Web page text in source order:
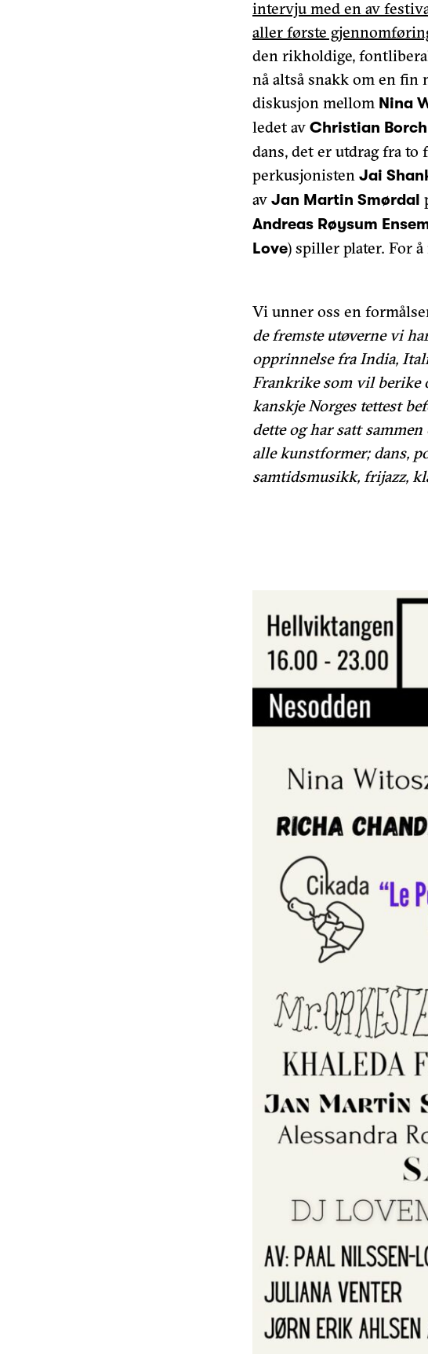
intervju med en av
aller første
den rikholdige,
nå altså snakk om en fin
diskusjon mellom Nina
ledet av Christian Borch
dans, det er utdrag fra to
perkusjonisten Jai
av Jan Martin Smørdal
Andreas Røysum
Love) spiller plater. For å
Vi unner oss en
de fremste utøverne vi
opprinnelse fra India,
Frankrike som vil berike
kanskje Norges tettest
dette og har satt
alle kunstformer; dans,
samtidsmusikk, frijazz,